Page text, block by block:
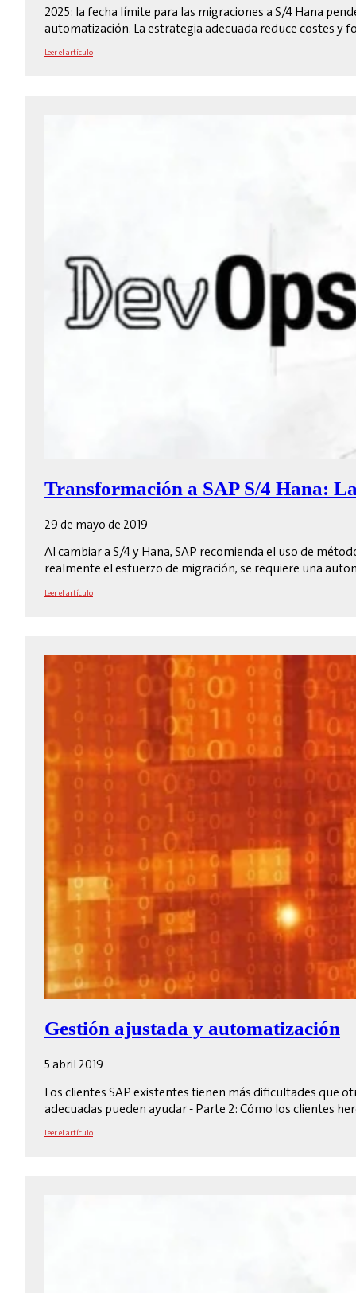
2025: la fecha límite para las migraciones a S/4 Hana
automatización. La estrategia adecuada reduce costes y
Leer el artículo
Transformación a SAP S/4 Hana:
29 de mayo de 2019
Al cambiar a S/4 y Hana, SAP recomienda el uso de
realmente el esfuerzo de migración, se requiere una
Leer el artículo
Gestión ajustada y automatización
5 abril 2019
Los clientes SAP existentes tienen más dificultades que
adecuadas pueden ayudar - Parte 2: Cómo los clientes
Leer el artículo